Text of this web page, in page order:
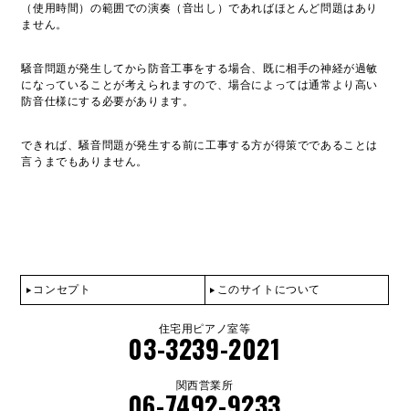
（使用時間）の範囲での演奏（音出し）であればほとんど問題はあり
ません。
騒音問題が発生してから防音工事をする場合、既に相手の神経が過敏
になっていることが考えられますので、場合によっては通常より高い
防音仕様にする必要があります。
できれば、騒音問題が発生する前に工事する方が得策でであることは
言うまでもありません。
コンセプト このサイトについて
住宅用ピアノ室等
03-3239-2021
関西営業所